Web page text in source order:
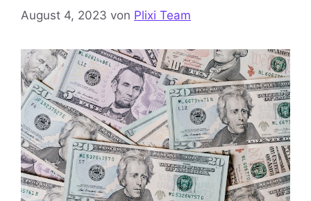
August 4, 2023 von Plixi Team